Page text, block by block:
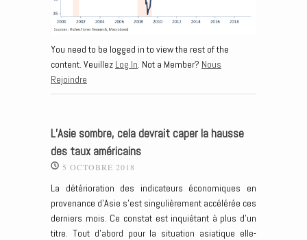
You need to be logged in to view the rest of the
content. Veuillez Log In. Not a Member? Nous
Rejoindre
L’Asie sombre, cela devrait caper la hausse
des taux américains
5 OCTOBRE 2018
La détérioration des indicateurs économiques en
provenance d’Asie s’est singulièrement accélérée ces
derniers mois. Ce constat est inquiétant à plus d’un
titre. Tout d’abord pour la situation asiatique elle-